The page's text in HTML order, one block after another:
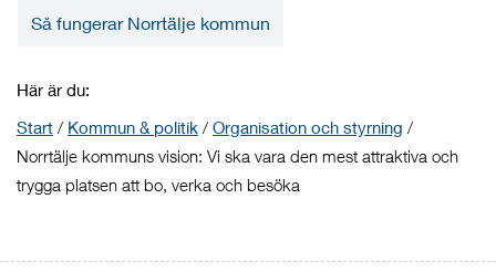
Så fungerar Norrtälje kommun
Här är du:
Start / Kommun & politik / Organisation och styrning /
Norrtälje kommuns vision: Vi ska vara den mest attraktiva och
trygga platsen att bo, verka och besöka